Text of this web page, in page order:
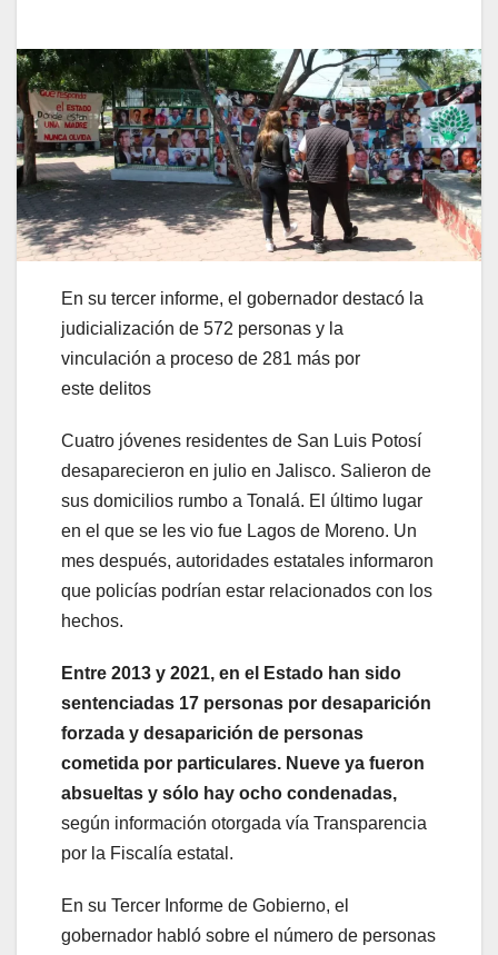
En su tercer informe, el gobernador destacó la
judicialización de 572 personas y la
vinculación a proceso de 281 más por
este delitos
Cuatro jóvenes residentes de San Luis Potosí
desaparecieron en julio en Jalisco. Salieron de
sus domicilios rumbo a Tonalá. El último lugar
en el que se les vio fue Lagos de Moreno. Un
mes después, autoridades estatales informaron
que policías podrían estar relacionados con los
hechos.
Entre 2013 y 2021, en el Estado han sido
sentenciadas 17 personas por desaparición
forzada y desaparición de personas
cometida por particulares. Nueve ya fueron
absueltas y sólo hay ocho condenadas,
según información otorgada vía Transparencia
por la Fiscalía estatal.
En su Tercer Informe de Gobierno, el
gobernador habló sobre el número de personas